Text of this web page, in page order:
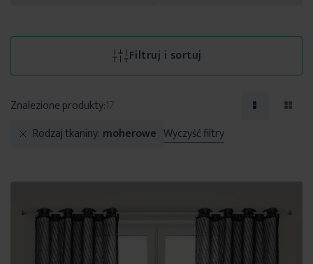
Filtruj i sortuj
Znalezione produkty:17
Rodzaj tkaniny moherowe Wyczyść filtry